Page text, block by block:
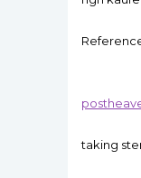
taking